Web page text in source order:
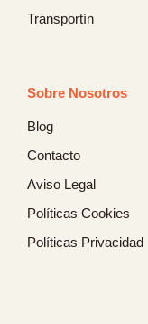
Transportín
Sobre Nosotros
Blog
Contacto
Aviso Legal
Políticas Cookies
Políticas Privacidad